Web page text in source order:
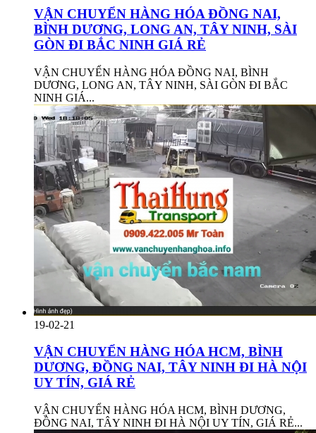
VẬN CHUYỂN HÀNG HÓA ĐỒNG NAI,
BÌNH DƯƠNG, LONG AN, TÂY NINH, SÀI
GÒN ĐI BẮC NINH GIÁ RẺ
VẬN CHUYỂN HÀNG HÓA ĐỒNG NAI, BÌNH
DƯƠNG, LONG AN, TÂY NINH, SÀI GÒN ĐI BẮC
NINH GIÁ...
19-02-21
VẬN CHUYỂN HÀNG HÓA HCM, BÌNH
DƯƠNG, ĐỒNG NAI, TÂY NINH ĐI HÀ NỘI
UY TÍN, GIÁ RẺ
VẬN CHUYỂN HÀNG HÓA HCM, BÌNH DƯƠNG,
ĐỒNG NAI, TÂY NINH ĐI HÀ NỘI UY TÍN, GIÁ RẺ...